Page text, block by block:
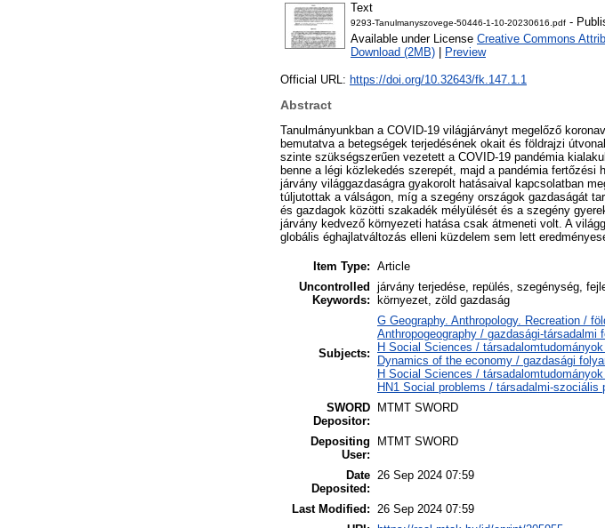
Text
9293-Tanulmanyszovege-50446-1-10-20230616.pdf -
Available under License Creative Commons
Download (2MB)
Preview
Official URL: https://doi.org/10.32643/fk.147.1.1
Abstract
Tanulmányunkban a COVID-19 világjárványt megelőző
bemutatva a betegségek terjedésének okait és földrajzi
szinte szükségszerűen vezetett a COVID-19 pandémia
benne a légi közlekedés szerepét, majd a pandémia
járvány világgazdaságra gyakorolt hatásaival kapcsolatban
túljutottak a válságon, míg a szegény országok gazdaságát
és gazdagok közötti szakadék mélyülését és a szegény
járvány kedvező környezeti hatása csak átmeneti volt. A
globális éghajlatváltozás elleni küzdelem sem lett
Item Type: Article
Uncontrolled
Keywords:
járvány terjedése, repülés, szegénység,
környezet, zöld gazdaság
Subjects:
G Geography. Anthropology. Recreation /
Anthropogeography / gazdasági-társadalmi
H Social Sciences /
Dynamics of the economy / gazdasági
H Social Sciences /
HN1 Social problems / társadalmi-szociális
SWORD
Depositor:
MTMT SWORD
Depositing
User:
MTMT SWORD
Date
Deposited:
26 Sep 2024 07:59
Last Modified:
26 Sep 2024 07:59